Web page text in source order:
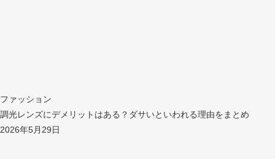
ファッション
調光レンズにデメリットはある？ダサいといわれる理由をまとめ
2026年5月29日